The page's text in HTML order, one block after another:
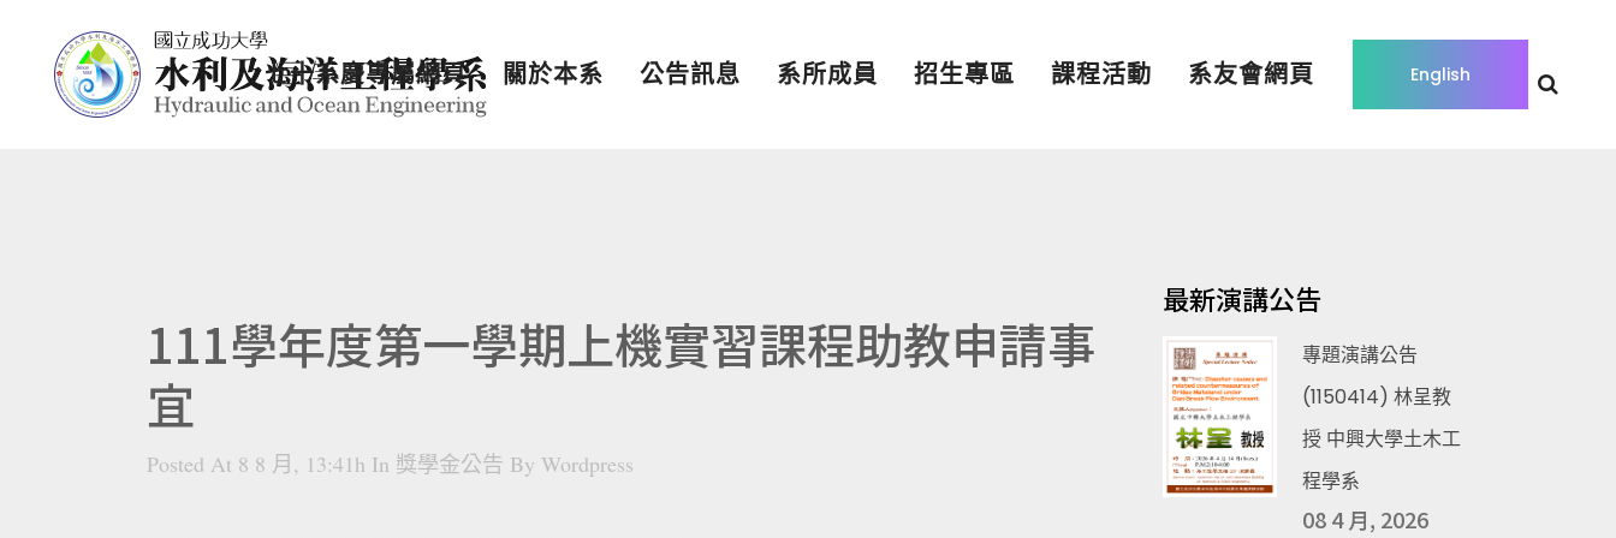
English
七十系慶專屬網頁 關於本系 公告訊息 系所成員 招生專區 課程活動 系友會網頁
111學年度第一學期上機實習課程助教申請事
宜
Posted At 8 8 月, 13:41h In 獎學金公告 By Wordpress
最新演講公告
專題演講公告
(1150414) 林呈教
授 中興大學土木工
程學系
08 4 月, 2026